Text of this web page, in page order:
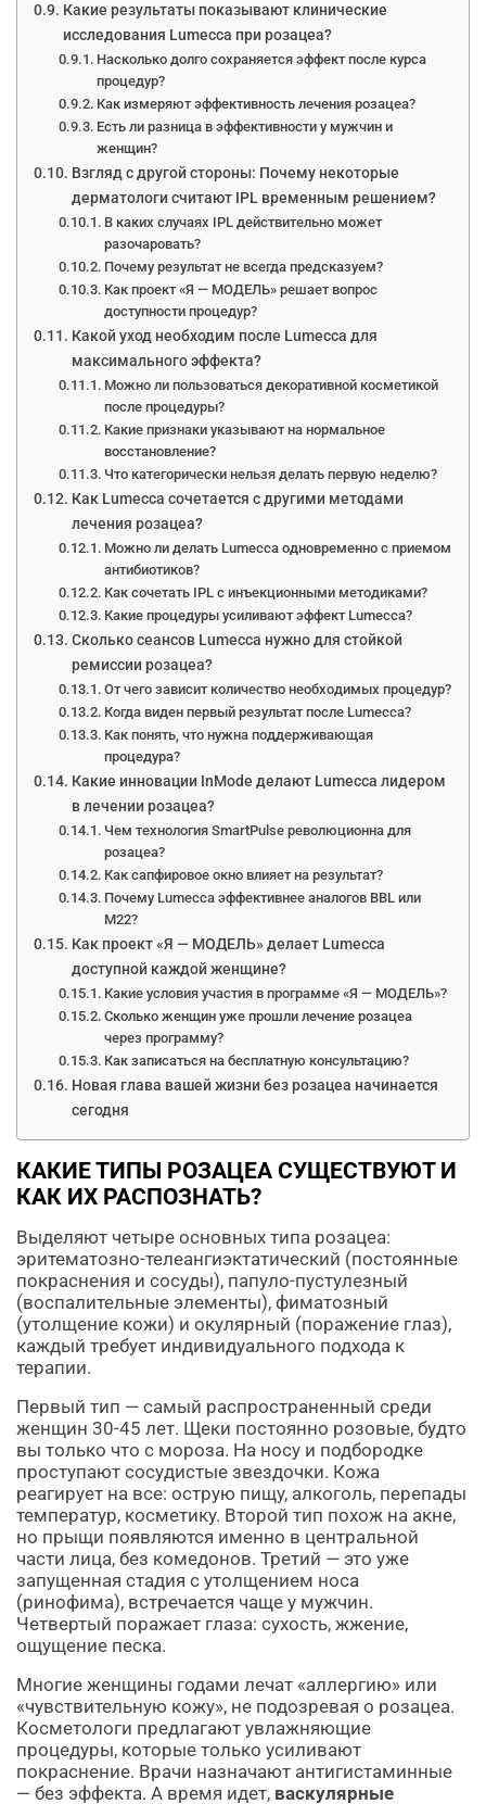
Какие результаты показывают клинические
исследования Lumecca при розацеа?
Насколько долго сохраняется эффект после курса
процедур?
Как измеряют эффективность лечения розацеа?
Есть ли разница в эффективности у мужчин и
женщин?
Взгляд с другой стороны: Почему некоторые
дерматологи считают IPL временным решением?
В каких случаях IPL действительно может
разочаровать?
Почему результат не всегда предсказуем?
Как проект «Я — МОДЕЛЬ» решает вопрос
доступности процедур?
Какой уход необходим после Lumecca для
максимального эффекта?
Можно ли пользоваться декоративной косметикой
после процедуры?
Какие признаки указывают на нормальное
восстановление?
Что категорически нельзя делать первую неделю?
Как Lumecca сочетается с другими методами
лечения розацеа?
Можно ли делать Lumecca одновременно с приемом
антибиотиков?
Как сочетать IPL с инъекционными методиками?
Какие процедуры усиливают эффект Lumecca?
Сколько сеансов Lumecca нужно для стойкой
ремиссии розацеа?
От чего зависит количество необходимых процедур?
Когда виден первый результат после Lumecca?
Как понять, что нужна поддерживающая
процедура?
Какие инновации InMode делают Lumecca лидером
в лечении розацеа?
Чем технология SmartPulse революционна для
розацеа?
Как сапфировое окно влияет на результат?
Почему Lumecca эффективнее аналогов BBL или
M22?
Как проект «Я — МОДЕЛЬ» делает Lumecca
доступной каждой женщине?
Какие условия участия в программе «Я — МОДЕЛЬ»?
Сколько женщин уже прошли лечение розацеа
через программу?
Как записаться на бесплатную консультацию?
Новая глава вашей жизни без розацеа начинается
сегодня
КАКИЕ ТИПЫ РОЗАЦЕА СУЩЕСТВУЮТ И
КАК ИХ РАСПОЗНАТЬ?
Выделяют четыре основных типа розацеа:
эритематозно-телеангиэктатический (постоянные
покраснения и сосуды), папуло-пустулезный
(воспалительные элементы), фиматозный
(утолщение кожи) и окулярный (поражение глаз),
каждый требует индивидуального подхода к
терапии.
Первый тип — самый распространенный среди
женщин 30-45 лет. Щеки постоянно розовые, будто
вы только что с мороза. На носу и подбородке
проступают сосудистые звездочки. Кожа
реагирует на все: острую пищу, алкоголь, перепады
температур, косметику. Второй тип похож на акне,
но прыщи появляются именно в центральной
части лица, без комедонов. Третий — это уже
запущенная стадия с утолщением носа
(ринофима), встречается чаще у мужчин.
Четвертый поражает глаза: сухость, жжение,
ощущение песка.
Многие женщины годами лечат «аллергию» или
«чувствительную кожу», не подозревая о розацеа.
Косметологи предлагают увлажняющие
процедуры, которые только усиливают
покраснение. Врачи назначают антигистаминные
— без эффекта. А время идет, васкулярные